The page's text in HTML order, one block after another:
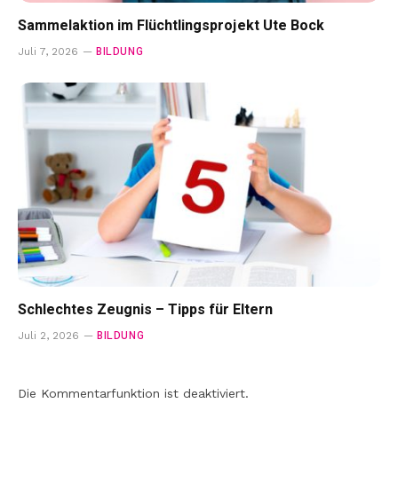
Sammelaktion im Flüchtlingsprojekt Ute Bock
Juli 7, 2026 BILDUNG
Schlechtes Zeugnis – Tipps für Eltern
Juli 2, 2026 BILDUNG
Die Kommentarfunktion ist deaktiviert.